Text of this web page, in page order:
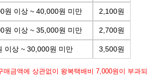
원 이상 ~ 40,000원 미만 2,100원
원 이상 ~ 35,000원 미만 2,700원
이상 ~ 30,000원 미만 3,500원
금액에 상관없이 왕복택배비 7,000원이 부과되